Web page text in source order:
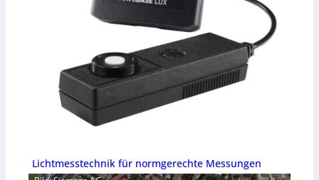
Lichtmesstechnik für normgerechte Messungen